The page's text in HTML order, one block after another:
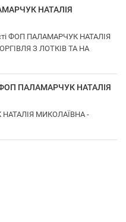
НАТАЛІЯ
ФОП ПАЛАМАРЧУК НАТАЛІЯ
З ЛОТКІВ ТА НА
ФОП ПАЛАМАРЧУК НАТАЛІЯ
НАТАЛІЯ МИКОЛАЇВНА -